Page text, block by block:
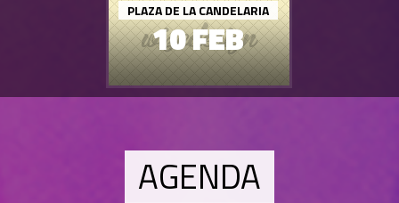
10 FEB
PLAZA DE LA CANDELARIA
AGENDA